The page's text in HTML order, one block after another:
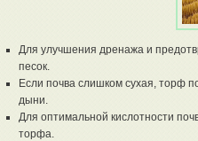
Для улучшения дренажа и
песок.
Если почва слишком сухая, торф
дыни.
Для оптимальной кислотности
торфа.